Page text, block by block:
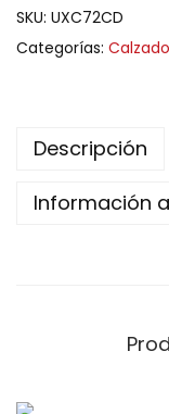
SKU: UXC72CD
Categorías:
Descripción
Información